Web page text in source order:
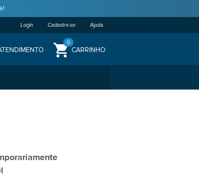
Login Cadastre-se Ajuda
CARRINHO
0